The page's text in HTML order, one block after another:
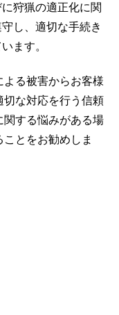
狩猟の適正化に関
し、適切な手続き
ます。
る被害からお客様
切な対応を行う信頼
関する悩みがある場
とをお勧めしま